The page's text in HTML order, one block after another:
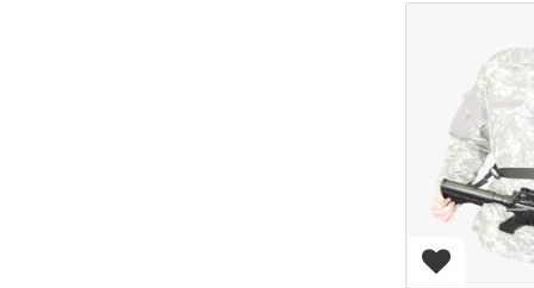
Lägg till i